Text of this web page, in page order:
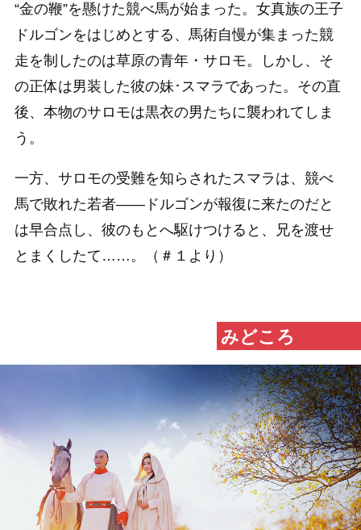
“金の鞭”を懸けた競べ馬が始まった。女真族の王子
ドルゴンをはじめとする、馬術自慢が集まった競
走を制したのは草原の青年・サロモ。しかし、そ
の正体は男装した彼の妹･スマラであった。その直
後、本物のサロモは黒衣の男たちに襲われてしま
う。
一方、サロモの受難を知らされたスマラは、競べ
馬で敗れた若者――ドルゴンが報復に来たのだと
は早合点し、彼のもとへ駆けつけると、兄を渡せ
とまくしたて……。（＃１より）
みどころ